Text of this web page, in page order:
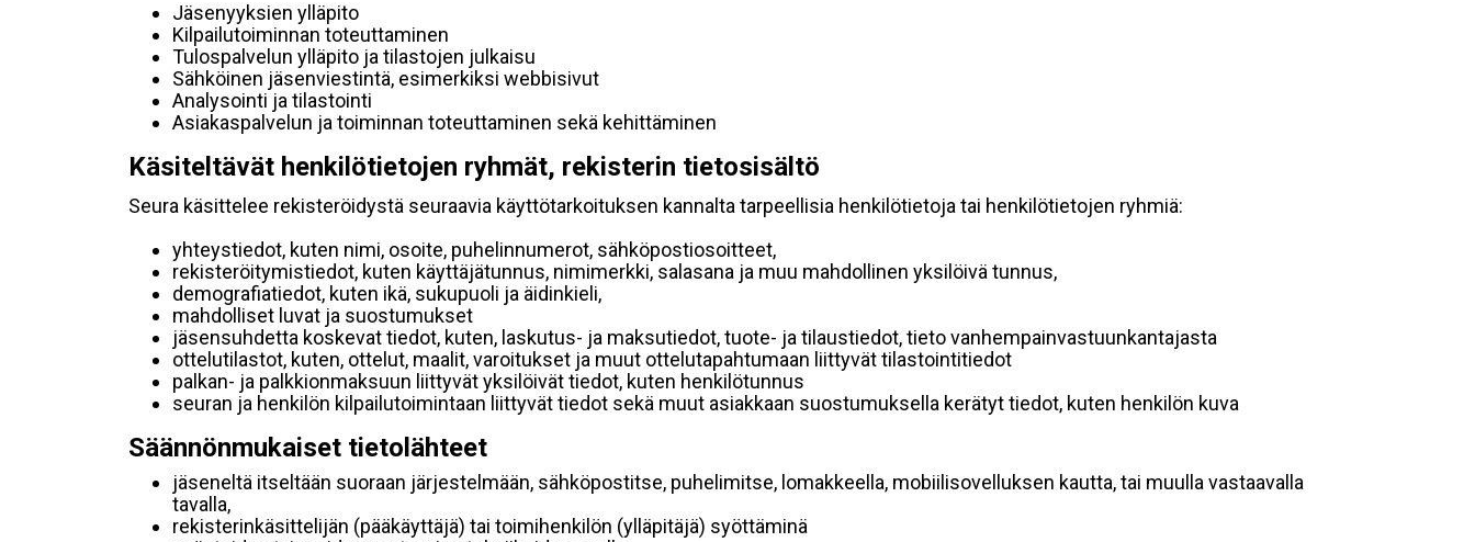
Jäsenyyksien ylläpito
Kilpailutoiminnan toteuttaminen
Tulospalvelun ylläpito ja tilastojen julkaisu
Sähköinen jäsenviestintä, esimerkiksi webbisivut
Analysointi ja tilastointi
Asiakaspalvelun ja toiminnan toteuttaminen sekä kehittäminen
Käsiteltävät henkilötietojen ryhmät, rekisterin tietosisältö
Seura käsittelee rekisteröidystä seuraavia käyttötarkoituksen kannalta tarpeellisia henkilötietoja tai henkilötietojen ryhmiä:
yhteystiedot, kuten nimi, osoite, puhelinnumerot, sähköpostiosoitteet,
rekisteröitymistiedot, kuten käyttäjätunnus, nimimerkki, salasana ja muu mahdollinen yksilöivä tunnus,
demografiatiedot, kuten ikä, sukupuoli ja äidinkieli,
mahdolliset luvat ja suostumukset
jäsensuhdetta koskevat tiedot, kuten, laskutus- ja maksutiedot, tuote- ja tilaustiedot, tieto vanhempainvastuunkantajasta
ottelutilastot, kuten, ottelut, maalit, varoitukset ja muut ottelutapahtumaan liittyvät tilastointitiedot
palkan- ja palkkionmaksuun liittyvät yksilöivät tiedot, kuten henkilötunnus
seuran ja henkilön kilpailutoimintaan liittyvät tiedot sekä muut asiakkaan suostumuksella kerätyt tiedot, kuten henkilön kuva
Säännönmukaiset tietolähteet
jäseneltä itseltään suoraan järjestelmään, sähköpostitse, puhelimitse, lomakkeella, mobiilisovelluksen kautta, tai muulla vastaavalla
tavalla,
rekisterinkäsittelijän (pääkäyttäjä) tai toimihenkilön (ylläpitäjä) syöttäminä